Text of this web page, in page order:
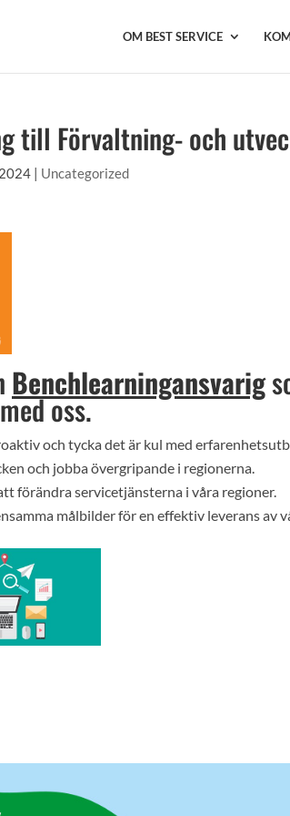
OM BEST SERVICE
till Förvaltning- och
| Uncategorized
Benchlearningansvarig
oss.
och tycka det är kul med
och jobba övergripande i regionerna.
förändra servicetjänsterna i våra regioner.
målbilder för en effektiv leverans av